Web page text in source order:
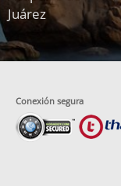
Juárez
Conexión segura